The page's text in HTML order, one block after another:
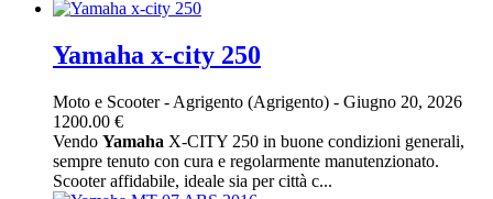
Yamaha x-city 250
Moto e Scooter- Agrigento (Agrigento) - Giugno 20, 2026
1200.00 €
Vendo Yamaha X-CITY 250 in buone condizioni generali,
sempre tenuto con cura e regolarmente manutenzionato.
Scooter affidabile, ideale sia per città c...